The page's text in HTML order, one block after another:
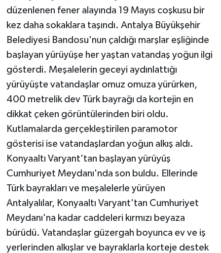
düzenlenen fener alayında 19 Mayıs coşkusu bir
kez daha sokaklara taşındı. Antalya Büyükşehir
Belediyesi Bandosu'nun çaldığı marşlar eşliğinde
başlayan yürüyüşe her yaştan vatandaş yoğun ilgi
gösterdi. Meşalelerin geceyi aydınlattığı
yürüyüşte vatandaşlar omuz omuza yürürken,
400 metrelik dev Türk bayrağı da kortejin en
dikkat çeken görüntülerinden biri oldu.
Kutlamalarda gerçekleştirilen paramotor
gösterisi ise vatandaşlardan yoğun alkış aldı.
Konyaaltı Varyant'tan başlayan yürüyüş
Cumhuriyet Meydanı'nda son buldu. Ellerinde
Türk bayrakları ve meşalelerle yürüyen
Antalyalılar, Konyaaltı Varyant'tan Cumhuriyet
Meydanı'na kadar caddeleri kırmızı beyaza
bürüdü. Vatandaşlar güzergah boyunca ev ve iş
yerlerinden alkışlar ve bayraklarla korteje destek
Televizyon
Turizm
Yaşam